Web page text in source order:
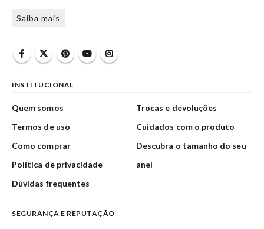
Saiba mais
INSTITUCIONAL
Quem somos
Termos de uso
Como comprar
Política de privacidade
Dúvidas frequentes
Trocas e devoluções
Cuidados com o produto
Descubra o tamanho do seu
anel
SEGURANÇA E REPUTAÇÃO